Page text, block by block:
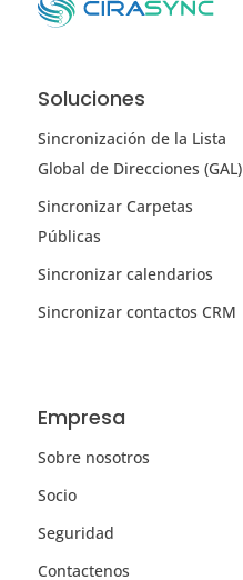
Soluciones
Sincronización de la Lista
Global de Direcciones (GAL)
Sincronizar Carpetas
Públicas
Sincronizar calendarios
Sincronizar contactos CRM
Empresa
Sobre nosotros
Socio
Seguridad
Contactenos